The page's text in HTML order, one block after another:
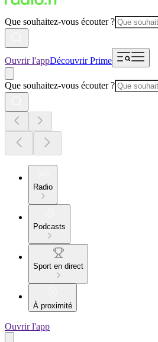
Que souhaitez-vous écouter ?
Ouvrir l'appDécouvrir Prime
Que souhaitez-vous écouter ?
Radio
Podcasts
Sport en direct
À proximité
Ouvrir l'app